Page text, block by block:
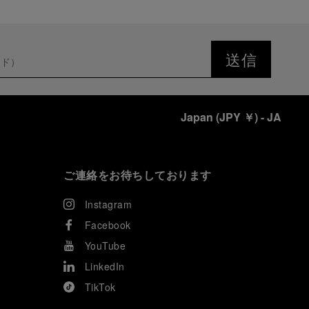
送信
Japan (JPY ￥)- JA
ご連絡をお待ちしております
Instagram
Facebook
YouTube
LinkedIn
TikTok